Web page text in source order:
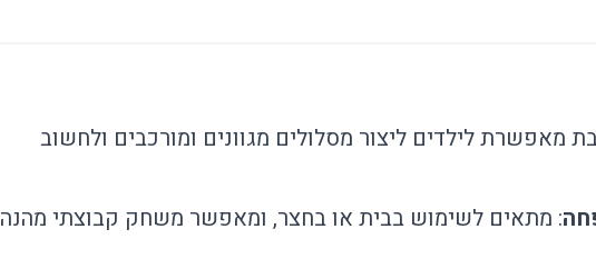
מאפשרת לילדים ליצור מסלולים מגוונים ומורכבים ולחשוב
: מתאים לשימוש בבית או בחצר, ומאפשר משחק קבוצתי מהנה